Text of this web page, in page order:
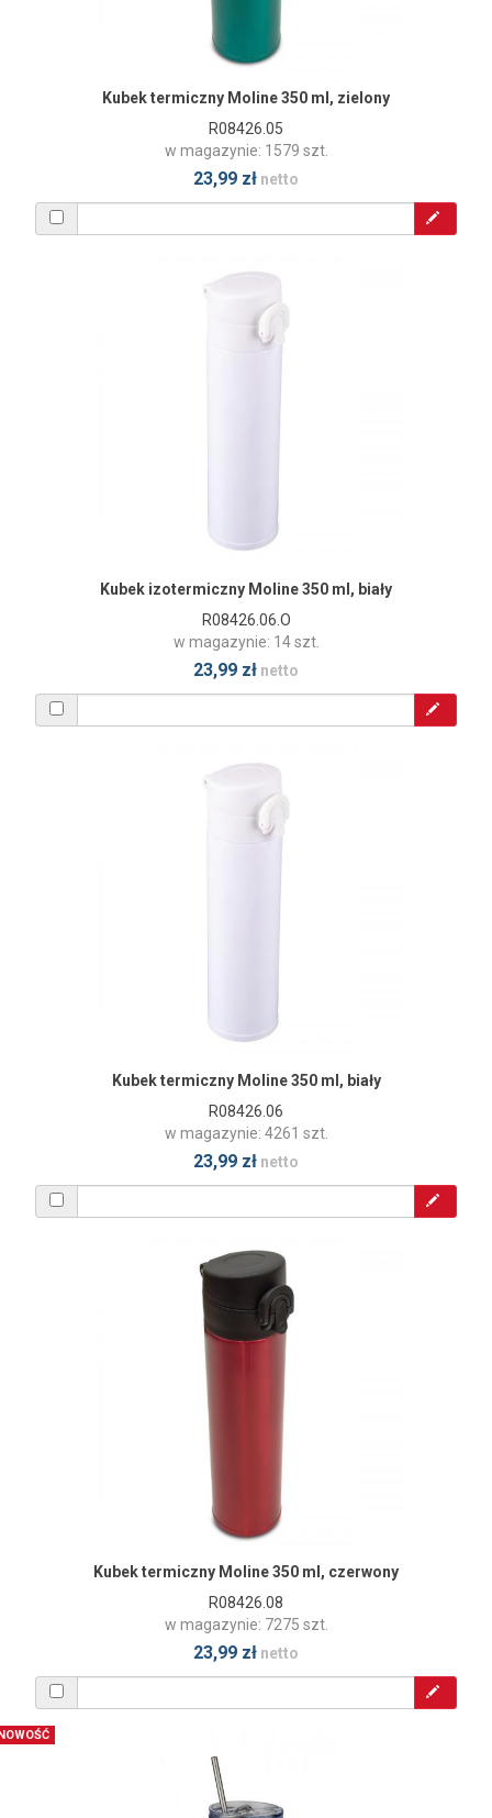
Kubek termiczny Moline 350 ml, zielony
R08426.05
w magazynie: 1579 szt.
23,99 zł netto
Kubek izotermiczny Moline 350 ml, biały
R08426.06.O
w magazynie: 14 szt.
23,99 zł netto
Kubek termiczny Moline 350 ml, biały
R08426.06
w magazynie: 4261 szt.
23,99 zł netto
Kubek termiczny Moline 350 ml, czerwony
R08426.08
w magazynie: 7275 szt.
23,99 zł netto